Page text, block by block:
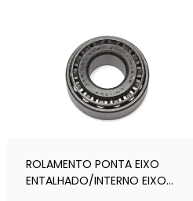
ROLAMENTO PONTA EIXO
ENTALHADO/INTERNO EIXO